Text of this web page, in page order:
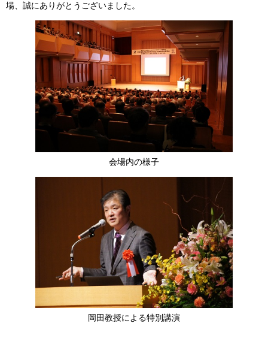
場、誠にありがとうございました。
会場内の様子
岡田教授による特別講演